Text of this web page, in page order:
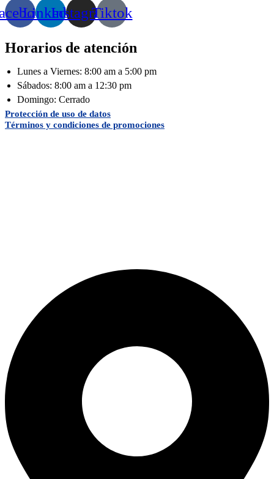
LinkedinInstagramTiktok
Horarios de atención
Lunes a Viernes: 8:00 am a 5:00 pm
Sábados: 8:00 am a 12:30 pm
Domingo: Cerrado
Protección de uso de datos
Términos y condiciones de promociones